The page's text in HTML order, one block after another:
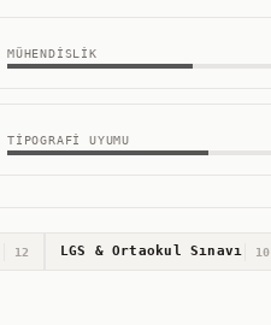
MÜHENDISLIK
TIPOGRAFI UYUMU
12 LGS & Ortaokul Sınavı 10